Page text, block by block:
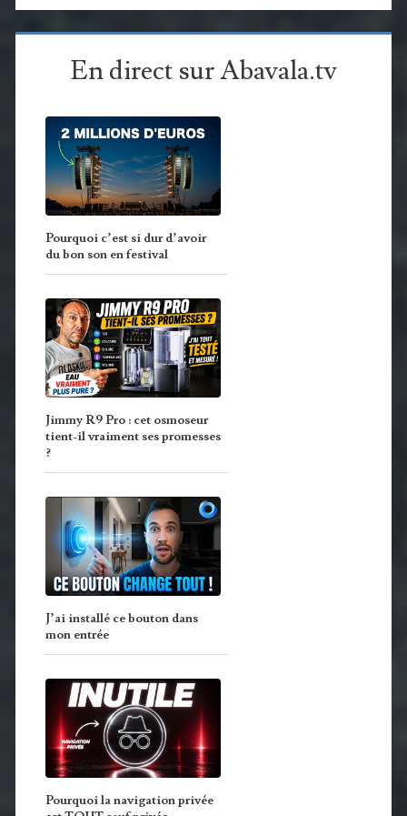
En direct sur Abavala.tv
Pourquoi c’est si dur d’avoir
du bon son en festival
Jimmy R9 Pro : cet osmoseur
tient-il vraiment ses promesses
?
J’ai installé ce bouton dans
mon entrée
Pourquoi la navigation privée